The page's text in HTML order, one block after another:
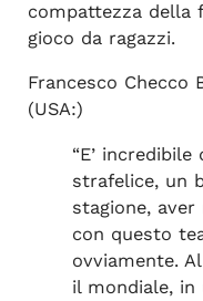
compattezza della
gioco da ragazzi.
Francesco Checco
(USA:)
“E’
strafelice, un
stagione,
con questo
ovviamente.
il mondiale,